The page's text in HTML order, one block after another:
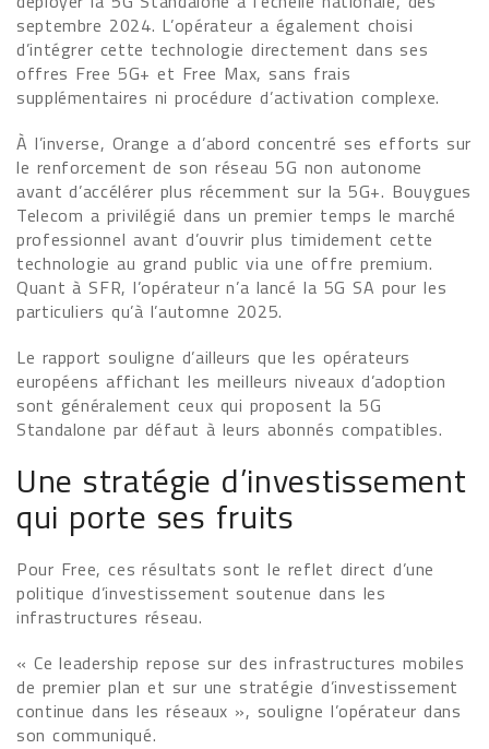
septembre 2024. L’opérateur a également choisi
d’intégrer cette technologie directement dans ses
offres Free 5G+ et Free Max, sans frais
supplémentaires ni procédure d’activation complexe.
À l’inverse, Orange a d’abord concentré ses efforts sur
le renforcement de son réseau 5G non autonome
avant d’accélérer plus récemment sur la 5G+. Bouygues
Telecom a privilégié dans un premier temps le marché
professionnel avant d’ouvrir plus timidement cette
technologie au grand public via une offre premium.
Quant à SFR, l’opérateur n’a lancé la 5G SA pour les
particuliers qu’à l’automne 2025.
Le rapport souligne d’ailleurs que les opérateurs
européens affichant les meilleurs niveaux d’adoption
sont généralement ceux qui proposent la 5G
Standalone par défaut à leurs abonnés compatibles.
Une stratégie d’investissement
qui porte ses fruits
Pour Free, ces résultats sont le reflet direct d’une
politique d’investissement soutenue dans les
infrastructures réseau.
« Ce leadership repose sur des infrastructures mobiles
de premier plan et sur une stratégie d’investissement
continue dans les réseaux », souligne l’opérateur dans
son communiqué.